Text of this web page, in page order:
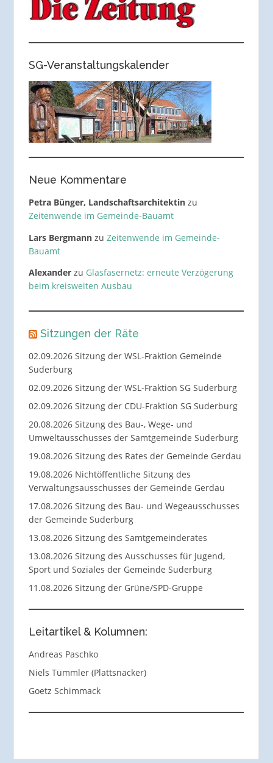
SG-Veranstaltungskalender
Neue Kommentare
Petra Bünger, Landschaftsarchitektinzu
Zeitenwende im Gemeinde-Bauamt
Lars Bergmannzu Zeitenwende im Gemeinde-
Bauamt
Alexanderzu Glasfasernetz: erneute Verzögerung
beim kreisweiten Ausbau
Sitzungen der Räte
02.09.2026 Sitzung der WSL-Fraktion Gemeinde
Suderburg
02.09.2026 Sitzung der WSL-Fraktion SG Suderburg
02.09.2026 Sitzung der CDU-Fraktion SG Suderburg
20.08.2026 Sitzung des Bau-, Wege- und
Umweltausschusses der Samtgemeinde Suderburg
19.08.2026 Sitzung des Rates der Gemeinde Gerdau
19.08.2026 Nichtöffentliche Sitzung des
Verwaltungsausschusses der Gemeinde Gerdau
17.08.2026 Sitzung des Bau- und Wegeausschusses
der Gemeinde Suderburg
13.08.2026 Sitzung des Samtgemeinderates
13.08.2026 Sitzung des Ausschusses für Jugend,
Sport und Soziales der Gemeinde Suderburg
11.08.2026 Sitzung der Grüne/SPD-Gruppe
Leitartikel & Kolumnen:
Andreas Paschko
Niels Tümmler (Plattsnacker)
Goetz Schimmack